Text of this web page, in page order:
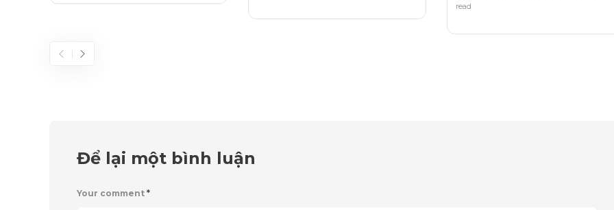
read
Để lại một bình luận
Your comment *